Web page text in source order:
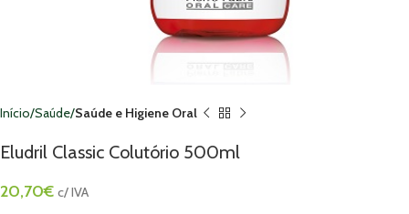
Início Saúde Saúde e Higiene Oral
Eludril Classic Colutório 500ml
20,70€ c/ IVA